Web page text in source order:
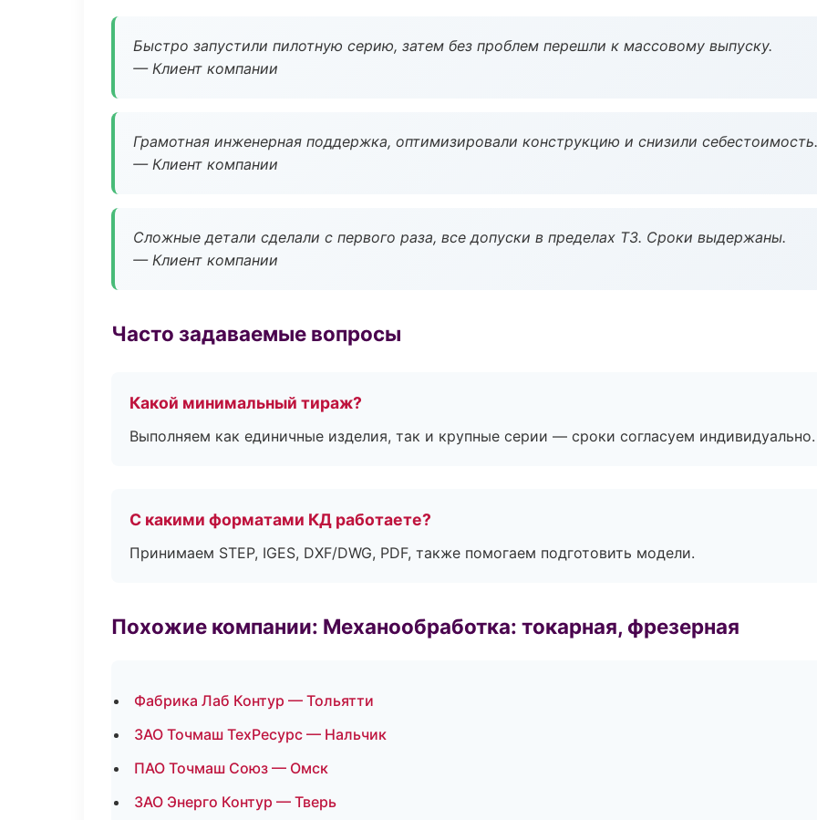
Быстро запустили пилотную серию, затем без проблем перешли к массовому выпуску.
— Клиент компании
Грамотная инженерная поддержка, оптимизировали конструкцию и снизили себестоимость.
— Клиент компании
Сложные детали сделали с первого раза, все допуски в пределах ТЗ. Сроки выдержаны.
— Клиент компании
Часто задаваемые вопросы
Какой минимальный тираж?
Выполняем как единичные изделия, так и крупные серии — сроки согласуем индивидуально.
С какими форматами КД работаете?
Принимаем STEP, IGES, DXF/DWG, PDF, также помогаем подготовить модели.
Похожие компании: Механообработка: токарная, фрезерная
Фабрика Лаб Контур — Тольятти
ЗАО Точмаш ТехРесурс — Нальчик
ПАО Точмаш Союз — Омск
ЗАО Энерго Контур — Тверь